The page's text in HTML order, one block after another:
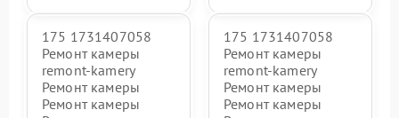
175 1731407058
Ремонт камеры
remont-kamery
Ремонт камеры
Ремонт камеры
175 1731407058
Ремонт камеры
remont-kamery
Ремонт камеры
Ремонт камеры